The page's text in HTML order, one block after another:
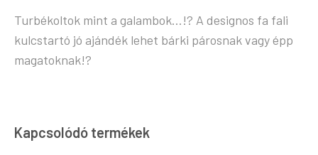
Turbékoltok mint a galambok…!? A designos fa fali
kulcstartó jó ajándék lehet bárki párosnak vagy épp
magatoknak!?
Kapcsolódó termékek